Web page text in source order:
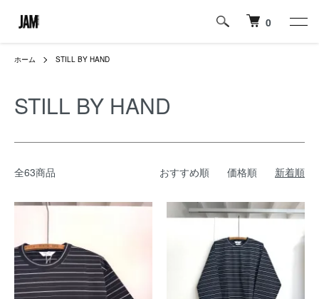
0
ホーム STILL BY HAND
STILL BY HAND
全63商品 おすすめ順 価格順 新着順